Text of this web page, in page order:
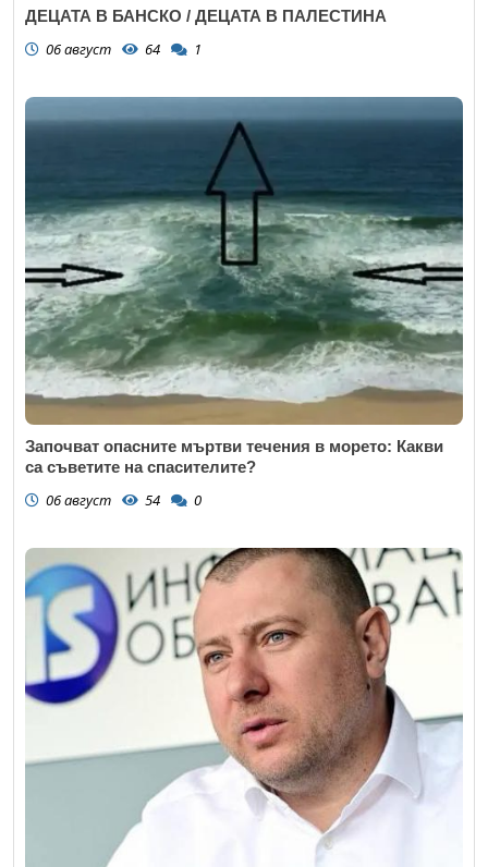
ДЕЦАТА В БАНСКО / ДЕЦАТА В ПАЛЕСТИНА
06 август 64 1
Започват опасните мъртви течения в морето: Какви
са съветите на спасителите?
06 август 54 0